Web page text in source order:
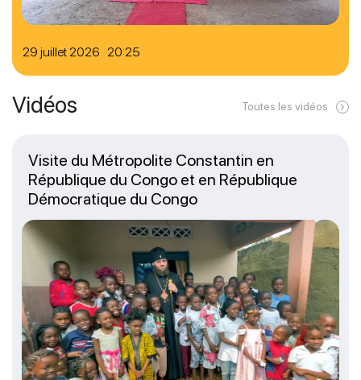
29 juillet 2026 20:25
Vidéos Toutes les vidéos
Visite du Métropolite Constantin en
République du Congo et en République
Démocratique du Congo